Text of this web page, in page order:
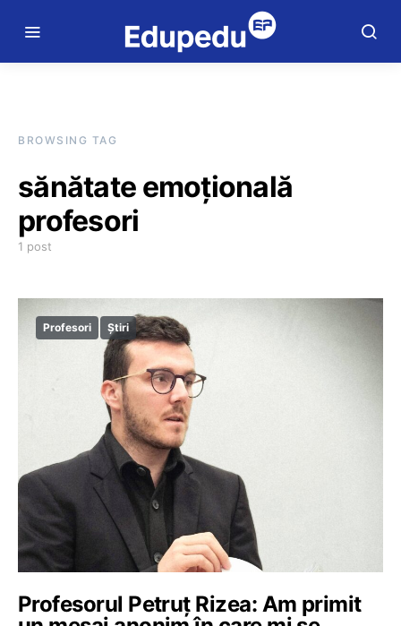
BROWSING TAG
sănătate emoțională
profesori
1 post
Profesori Știri
Profesorul Petruț Rizea: Am primit